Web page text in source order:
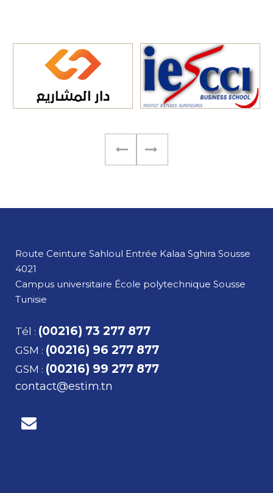
Route Ceinture Sahloul Entrée Kalaa Sghira Sousse
4021
Campus universitaire École polytechnique Sousse
Tunisie
Tél : (00216) 73 277 877
GSM : (00216) 96 277 877
GSM : (00216) 99 277 877
contact@estim.tn